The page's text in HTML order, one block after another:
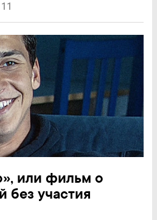
11
или фильм о
без участия